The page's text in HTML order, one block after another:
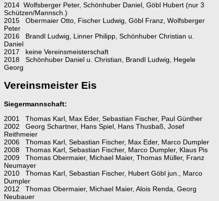
2014 Wolfsberger Peter, Schönhuber Daniel, Göbl Hubert (nur 3
Schützen/Mannsch.)
2015 Obermaier Otto, Fischer Ludwig, Göbl Franz, Wolfsberger
Peter
2016 Brandl Ludwig, Linner Philipp, Schönhuber Christian u.
Daniel
2017 keine Vereinsmeisterschaft
2018 Schönhuber Daniel u. Christian, Brandl Ludwig, Hegele
Georg
Vereinsmeister Eis
Siegermannschaft:
2001 Thomas Karl, Max Eder, Sebastian Fischer, Paul Günther
2002 Georg Schartner, Hans Spiel, Hans Thusbaß, Josef
Reithmeier
2006 Thomas Karl, Sebastian Fischer, Max Eder, Marco Dumpler
2008 Thomas Karl, Sebastian Fischer, Marco Dumpler, Klaus Pis
2009 Thomas Obermaier, Michael Maier, Thomas Müller, Franz
Neumayer
2010 Thomas Karl, Sebastian Fischer, Hubert Göbl jun., Marco
Dumpler
2012 Thomas Obermaier, Michael Maier, Alois Renda, Georg
Neubauer